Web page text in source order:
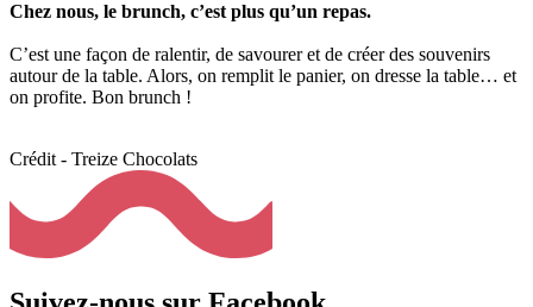
Chez nous, le brunch, c’est plus qu’un repas.
C’est une façon de ralentir, de savourer et de créer des souvenirs
autour de la table. Alors, on remplit le panier, on dresse la table… et
on profite. Bon brunch !
Crédit - Treize Chocolats